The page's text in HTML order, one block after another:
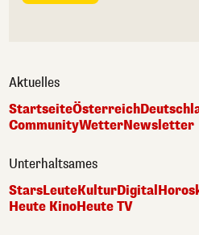
Aktuelles
StartseiteÖsterreich
CommunityWetterNewsletter
Unterhaltsames
StarsLeuteKulturDigital
Heute KinoHeute TV